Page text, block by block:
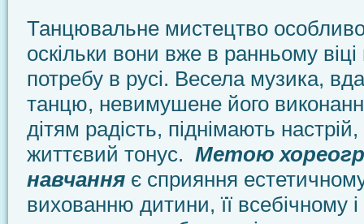
Танцювальне мистецтво
оскільки вони вже в ранньому
потребу в русі. Весела музика,
танцю, невимушене його
дітям радість, піднімають
життєвий тонус. Метою
навчання є сприяння
вихованню дитини, її всебічному